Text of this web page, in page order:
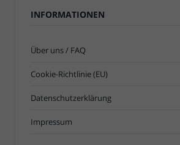
INFORMATIONEN
Über uns / FAQ
Cookie-Richtlinie (EU)
Datenschutzerklärung
Impressum